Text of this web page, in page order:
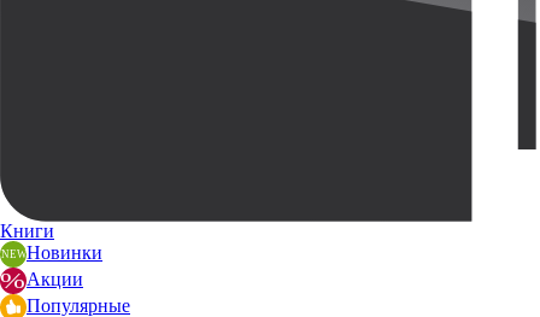
Книги
Новинки
Акции
Популярные